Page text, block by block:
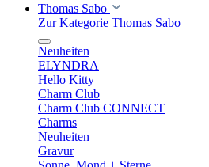
Thomas Sabo
Zur Kategorie Thomas Sabo
Neuheiten
ELYNDRA
Hello Kitty
Charm Club
Charm Club CONNECT
Charms
Neuheiten
Gravur